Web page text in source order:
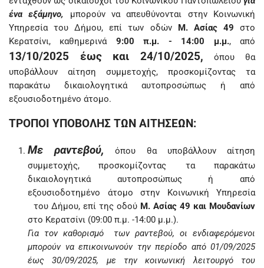
ένα εξάμηνο, μπορούν να απευθύνονται στην Κοινωνική
Υπηρεσία του Δήμου, επί των οδών Μ. Ασίας 49 στο
Κερατσίνι, καθημερινά 9:00 π.μ. - 14:00 μ.μ., από
13/10/2025 έως και 24/10/2025,όπου θα
υποβάλλουν αίτηση συμμετοχής, προσκομίζοντας τα
παρακάτω δικαιολογητικά αυτοπροσώπως ή από
εξουσιοδοτημένο άτομο.
ΤΡΟΠΟΙ ΥΠΟΒΟΛΗΣ ΤΩΝ ΑΙΤΗΣΕΩΝ:
Με ραντεβού,
όπου θα υποβάλλουν αίτηση
συμμετοχής, προσκομίζοντας
τα παρακάτω
δικαιολογητικά αυτοπροσώπως ή από
εξουσιοδοτημένο άτομο στην Κοινωνική Υπηρεσία
του Δήμου, επί της οδού Μ. Ασίας 49 και Μουδανίων
στο Κερατσίνι (09:00 π.μ. -14:00 μ.μ.).
Για τον καθορισμό των ραντεβού, οι ενδιαφερόμενοι
μπορούν να επικοινωνούν την περίοδο από 01/09/2025
έως 30/09/2025, με την κοινωνική λειτουργό του